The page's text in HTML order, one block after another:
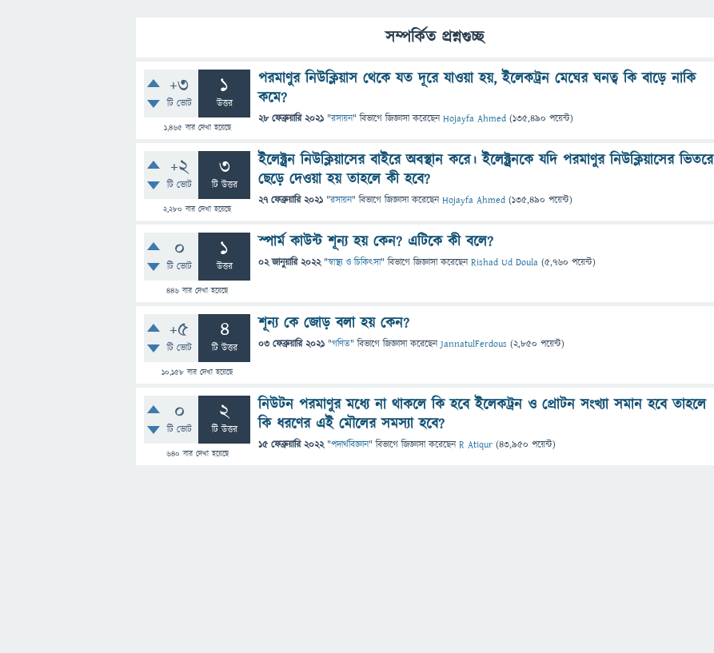
সম্পর্কিত প্রশ্নগুচ্ছ
+3
টি ভোট
1
উত্তর
1,465বার দেখা হয়েছে
পরমাণুর নিউক্লিয়াস থেকে যত দূরে যাওয়া হয়, ইলেকট্রন মেঘের ঘনত্ব কি বাড়ে নাকি
কমে?
28 ফেব্রুয়ারি 2021 "রসায়ন" বিভাগে জিজ্ঞাসাকরেছেনHojayfa Ahmed (135,490 পয়েন্ট)
+2
টি ভোট
3
টি উত্তর
2,280 বার দেখা হয়েছে
ইলেক্ট্রন নিউক্লিয়াসের বাইরে অবস্থান করে। ইলেক্ট্রনকে যদি পরমাণুর নিউক্লিয়াসের ভিতরে
ছেড়ে দেওয়া হয় তাহলে কী হবে?
27 ফেব্রুয়ারি 2021 "রসায়ন" বিভাগে জিজ্ঞাসাকরেছেনHojayfa Ahmed (135,490 পয়েন্ট)
0
টি ভোট
1
উত্তর
446 বার দেখা হয়েছে
স্পার্ম কাউন্ট শূন্য হয় কেন? এটিকে কী বলে?
02 জানুয়ারি 2022 "স্বাস্থ্য ও চিকিৎসা" বিভাগে জিজ্ঞাসাকরেছেনRishad Ud Doula (5,760 পয়েন্ট)
+5
টি ভোট
4
টি উত্তর
10,158 বার দেখা হয়েছে
শূন্য কে জোড় বলা হয় কেন?
03 ফেব্রুয়ারি 2021 "গণিত" বিভাগে জিজ্ঞাসাকরেছেনJannatulFerdous (2,850 পয়েন্ট)
0
টি ভোট
2
টি উত্তর
640 বার দেখা হয়েছে
নিউটন পরমাণুর মধ্যে না থাকলে কি হবে ইলেকট্রন ও প্রোটন সংখ্যা সমান হবে তাহলে
কি ধরণের এই মৌলের সমস্যা হবে?
15 ফেব্রুয়ারি 2022 "পদার্থবিজ্ঞান" বিভাগে জিজ্ঞাসাকরেছেনR Atiqur (43,950 পয়েন্ট)